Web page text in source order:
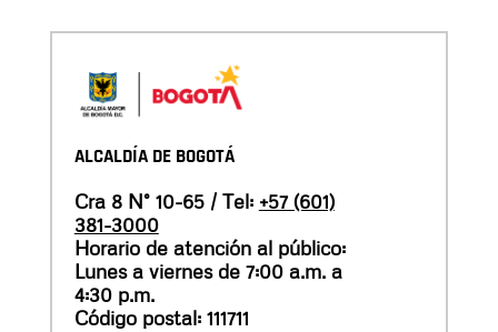
ALCALDÍA DE BOGOTÁ
Cra 8 N° 10-65 / Tel: +57 (601)
381-3000
Horario de atención al público:
Lunes a viernes de 7:00 a.m. a
4:30 p.m.
Código postal: 111711